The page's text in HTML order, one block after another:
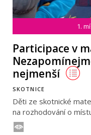
1.
Participace v
nejmenší
SKOTNICE
Děti ze skotnické
na rozhodování o